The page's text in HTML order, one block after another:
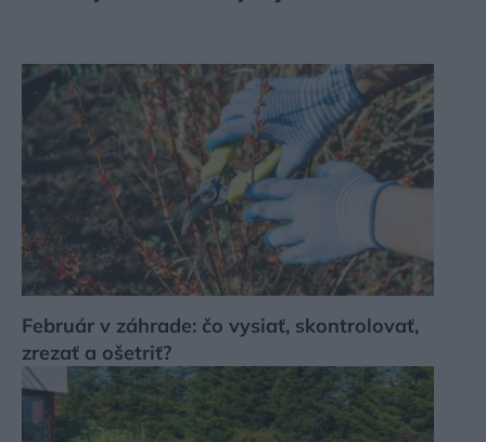
Február v záhrade: čo vysiať, skontrolovať,
zrezať a ošetriť?